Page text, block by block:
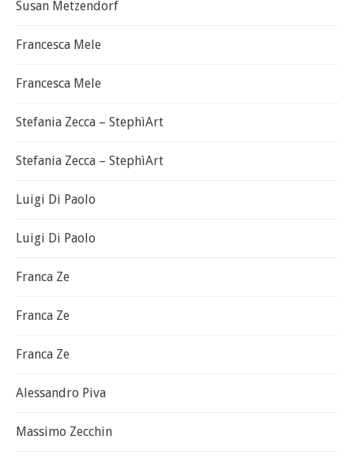
Susan Metzendorf
Francesca Mele
Francesca Mele
Stefania Zecca – StephìArt
Stefania Zecca – StephìArt
Luigi Di Paolo
Luigi Di Paolo
Franca Ze
Franca Ze
Franca Ze
Alessandro Piva
Massimo Zecchin